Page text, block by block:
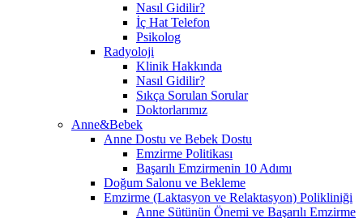
Nasıl Gidilir?
İç Hat Telefon
Psikolog
Radyoloji
Klinik Hakkında
Nasıl Gidilir?
Sıkça Sorulan Sorular
Doktorlarımız
Anne&Bebek
Anne Dostu ve Bebek Dostu
Emzirme Politikası
Başarılı Emzirmenin 10 Adımı
Doğum Salonu ve Bekleme
Emzirme (Laktasyon ve Relaktasyon) Polikliniği
Anne Sütünün Önemi ve Başarılı Emzirme